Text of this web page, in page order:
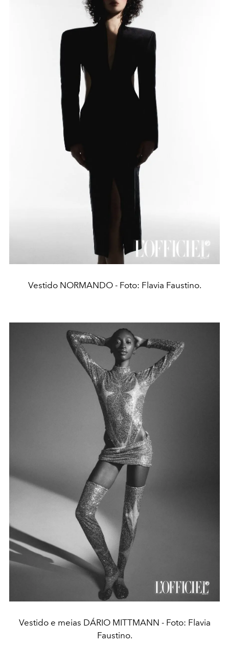
Vestido NORMANDO - Foto: Flavia Faustino.
Vestido e meias DÁRIO MITTMANN - Foto: Flavia
Faustino.